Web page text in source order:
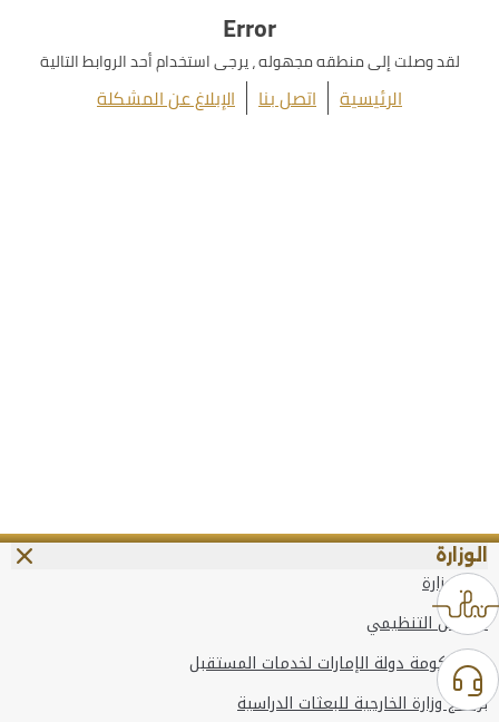
Error
لقد وصلت إلى منطقه مجهوله ، يرجى استخدام أحد الروابط التالية
الرئيسية اتصل بنا الإبلاغ عن المشكلة
الوزارة
عن الوزارة
الهيكل التنظيمي
وعد حكومة دولة الإمارات لخدمات المستقبل
برنامج وزارة الخارجية للبعثات الدراسية